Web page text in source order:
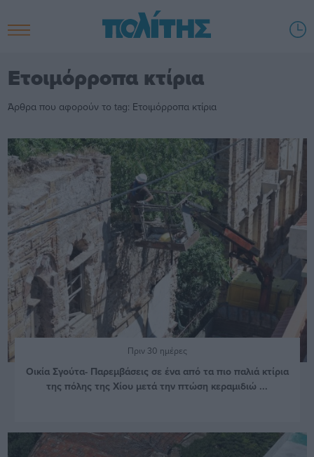
Ετοιμόρροπα κτίρια
Άρθρα που αφορούν το tag: Ετοιμόρροπα κτίρια
Πριν 30 ημέρες
Οικία Σγούτα- Παρεμβάσεις σε ένα από τα πιο παλιά κτίρια
της πόλης της Χίου μετά την πτώση κεραμιδιώ ...